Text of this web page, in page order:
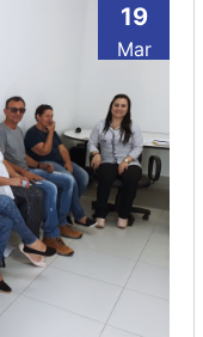
19
Mar